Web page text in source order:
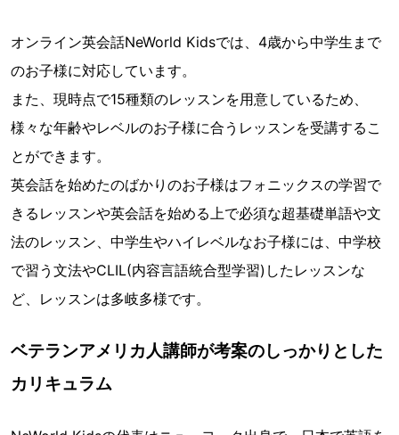
オンライン英会話NeWorld Kidsでは、4歳から中学生まで
のお子様に対応しています。
また、現時点で15種類のレッスンを用意しているため、
様々な年齢やレベルのお子様に合うレッスンを受講するこ
とができます。
英会話を始めたのばかりのお子様はフォニックスの学習で
きるレッスンや英会話を始める上で必須な超基礎単語や文
法のレッスン、中学生やハイレベルなお子様には、中学校
で習う文法やCLIL(内容言語統合型学習)したレッスンな
ど、レッスンは多岐多様です。
ベテランアメリカ人講師が考案のしっかりとした
カリキュラム